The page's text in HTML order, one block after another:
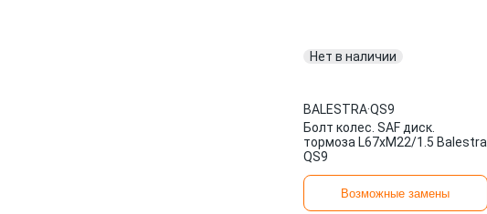
Нет в наличии
BALESTRA·QS9
Болт колес. SAF диск.
тормоза L67xM22/1.5 Balestra
QS9
Возможные замены